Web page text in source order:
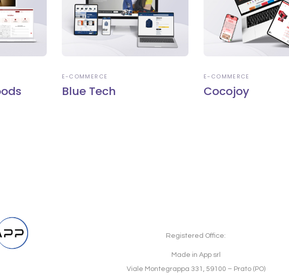
E-COMMERCE
Blue Tech
E-COMMERCE
Cocojoy
Registered Office:
Made in App srl
Viale Montegrappa 331, 59100 – Prato (PO)